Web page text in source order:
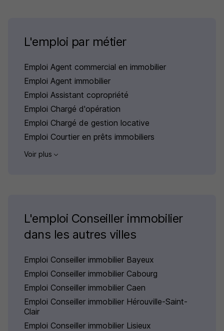
L'emploi par métier
Emploi Agent commercial en immobilier
Emploi Agent immobilier
Emploi Assistant copropriété
Emploi Chargé d'opération
Emploi Chargé de gestion locative
Emploi Courtier en prêts immobiliers
Voir plus
L'emploi Conseiller immobilier
dans les autres villes
Emploi Conseiller immobilier Bayeux
Emploi Conseiller immobilier Cabourg
Emploi Conseiller immobilier Caen
Emploi Conseiller immobilier Hérouville-Saint-
Clair
Emploi Conseiller immobilier Lisieux